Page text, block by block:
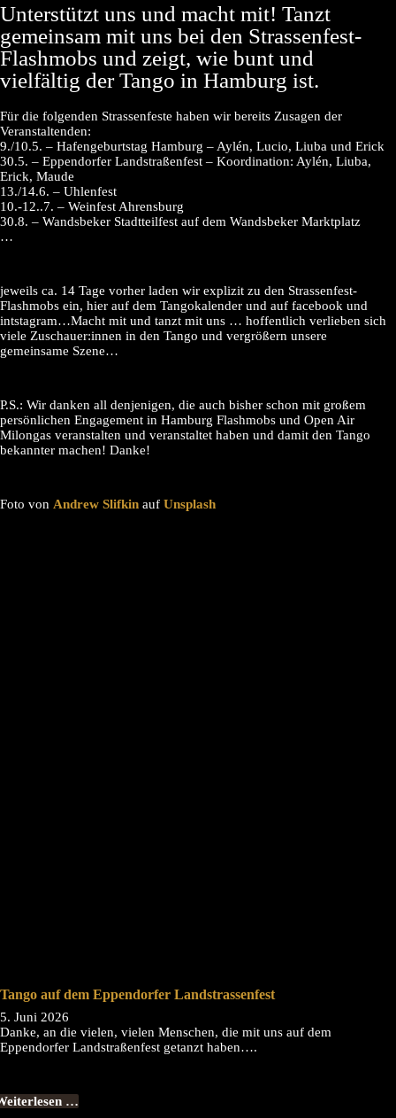
Unterstützt uns und macht mit! Tanzt
gemeinsam mit uns bei den Strassenfest-
Flashmobs und zeigt, wie bunt und
vielfältig der Tango in Hamburg ist.
Für die folgenden Strassenfeste haben wir bereits Zusagen der
Veranstaltenden:
9./10.5. – Hafengeburtstag Hamburg – Aylén, Lucio, Liuba und Erick
30.5. – Eppendorfer Landstraßenfest – Koordination: Aylén, Liuba,
Erick, Maude
13./14.6. – Uhlenfest
10.-12..7. – Weinfest Ahrensburg
30.8. – Wandsbeker Stadtteilfest auf dem Wandsbeker Marktplatz
…
jeweils ca. 14 Tage vorher laden wir explizit zu den Strassenfest-
Flashmobs ein, hier auf dem Tangokalender und auf facebook und
intstagram…Macht mit und tanzt mit uns … hoffentlich verlieben sich
viele Zuschauer:innen in den Tango und vergrößern unsere
gemeinsame Szene…
P.S.: Wir danken all denjenigen, die auch bisher schon mit großem
persönlichen Engagement in Hamburg Flashmobs und Open Air
Milongas veranstalten und veranstaltet haben und damit den Tango
bekannter machen! Danke!
Foto von Andrew Slifkin auf Unsplash
Tango auf dem Eppendorfer Landstrassenfest
5. Juni 2026
Danke, an die vielen, vielen Menschen, die mit uns auf dem
Eppendorfer Landstraßenfest getanzt haben….
…